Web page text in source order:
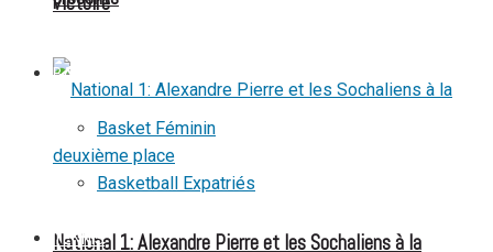
National 1: Alexandre Pierre et les Sochaliens à la
BASKETBALL
Basket Féminin
Basketball Expatriés
TENNIS